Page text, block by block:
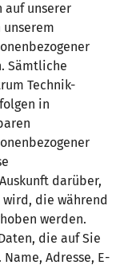
auf unserer
Sämtliche
Technik-
in
darüber,
die während
werden.
die auf Sie
Adresse, E-